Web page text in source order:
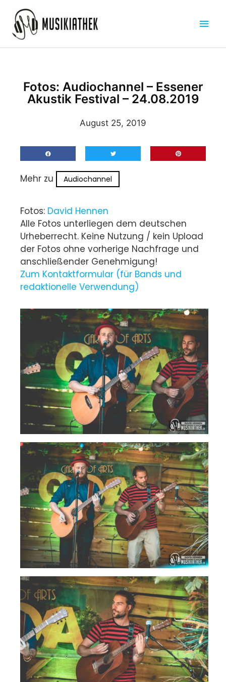
Inhalt
springen
Fotos: Audiochannel – Essener
Akustik Festival – 24.08.2019
August 25, 2019
Mehr zu Audiochannel
Fotos: David Hennen
Alle Fotos unterliegen dem deutschen
Urheberrecht. Keine Nutzung / kein Upload
der Fotos ohne vorherige Nachfrage und
anschließender Genehmigung!
Zum Kontaktformular (für Bands und
redaktionelle Verwendung)